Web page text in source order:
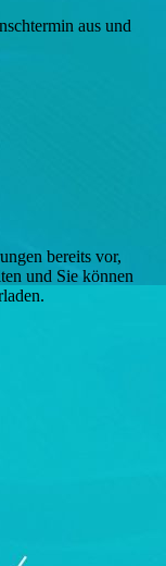
aus und
bereits vor,
und Sie können